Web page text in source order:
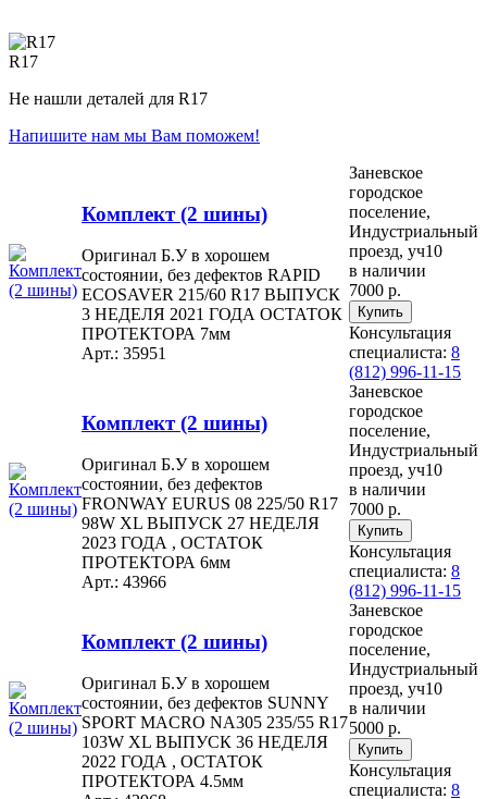
R17
Не нашли деталей для R17
Напишите нам мы Вам поможем!
Комплект (2 шины)
Оригинал Б.У в хорошем
состоянии, без дефектов RAPID
ECOSAVER 215/60 R17 ВЫПУСК
3 НЕДЕЛЯ 2021 ГОДА ОСТАТОК
ПРОТЕКТОРА 7мм
Арт.: 35951
Заневское
городское
поселение,
Индустриальный
проезд, уч10
в наличии
7000 р.
Консультация
специалиста: 8
(812) 996-11-15
Комплект (2 шины)
Оригинал Б.У в хорошем
состоянии, без дефектов
FRONWAY EURUS 08 225/50 R17
98W XL ВЫПУСК 27 НЕДЕЛЯ
2023 ГОДА , ОСТАТОК
ПРОТЕКТОРА 6мм
Арт.: 43966
Заневское
городское
поселение,
Индустриальный
проезд, уч10
в наличии
7000 р.
Консультация
специалиста: 8
(812) 996-11-15
Комплект (2 шины)
Оригинал Б.У в хорошем
состоянии, без дефектов SUNNY
SPORT MACRO NA305 235/55 R17
103W XL ВЫПУСК 36 НЕДЕЛЯ
2022 ГОДА , ОСТАТОК
ПРОТЕКТОРА 4.5мм
Заневское
городское
поселение,
Индустриальный
проезд, уч10
в наличии
5000 р.
Консультация
специалиста: 8